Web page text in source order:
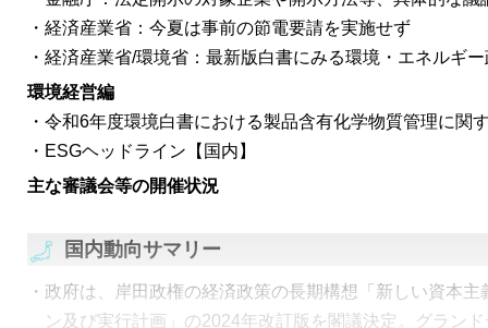
について、短期的な目標・中長期的なCN化に必要な制
期的な制度設計については、高度化法における目標設定
用を前提とし、証書の導入は見送る旨を提示。
環境省は、第4回自然再興の実現に向けた民間等の活動
会を開催。今後施行予定の「地域における生物の多様
域を認定する自然共生サイトを土台としつつ、生物多様
経済産業省：今夏は事前の節電要請を実施せず
経済産業省/環境省：最新版白書にみる環境・エネルギ
環境経営編
令和6年度環境白書における製品含有化学物質管理に関
ESGヘッドライン【国内】
主な審議会等の開催状況
国内動向サマリー
政府は、岸田政権の経済政策の長期構想「新しい資本主
ン及び実行計画」の2024年改訂版を閣議決定。グラン